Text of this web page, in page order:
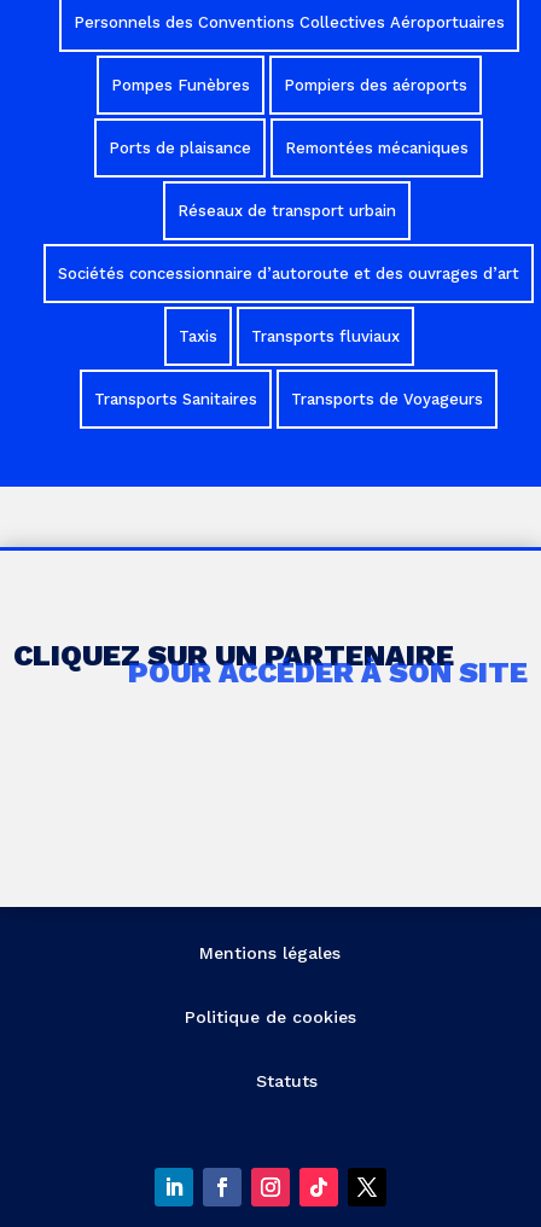
Personnels des Conventions Collectives Aéroportuaires
Pompes Funèbres Pompiers des aéroports
Ports de plaisance Remontées mécaniques
Réseaux de transport urbain
Sociétés concessionnaire d’autoroute et des ouvrages d’art
Taxis Transports fluviaux
Transports Sanitaires Transports de Voyageurs
CLIQUEZ SUR UN PARTENAIRE
POUR ACCÉDER À SON SITE
Mentions légales
Politique de cookies
Statuts